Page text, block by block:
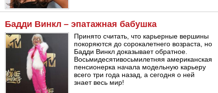
Бадди Винкл – эпатажная бабушка
Принято считать, что карьерные вершины
покоряются до сорокалетнего возраста, но
Бадди Винкл доказывает обратное.
Восьмидесятивосьмилетняя американская
пенсионерка начала модельную карьеру
всего три года назад, а сегодня о ней
знает весь мир!